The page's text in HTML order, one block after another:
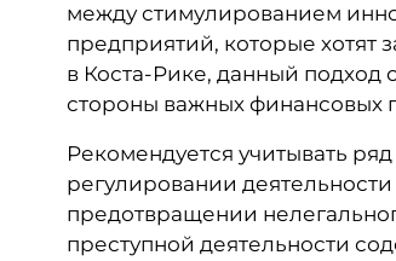
между стимулированием
предприятий, которые хотят
в Коста-Рике, данный
стороны важных финансовых
Рекомендуется учитывать
регулировании
предотвращении
преступной деятельности